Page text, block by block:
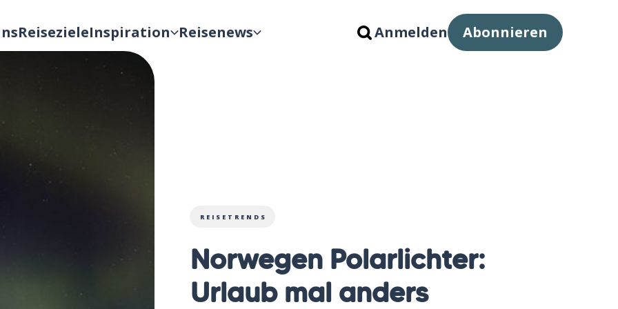
ReisezieleInspiration Reisenews Anmelden Abonnieren
REISETRENDS
Norwegen Polarlichter:
Urlaub mal anders